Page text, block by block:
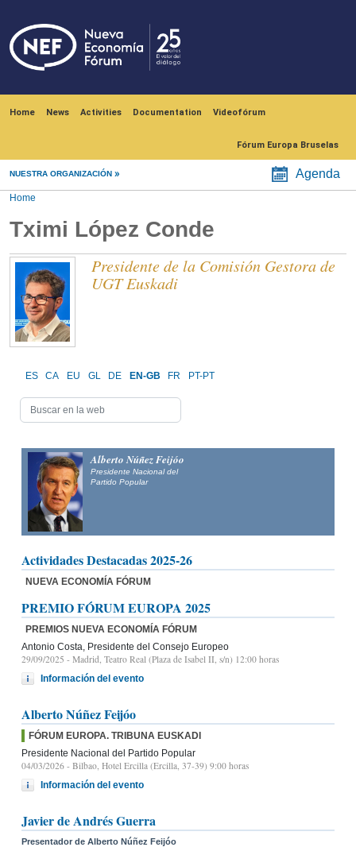
Home News Activities Documentation Videofórum
Fórum Europa Bruselas
NUESTRA ORGANIZACIÓN Agenda
Home
Tximi López Conde
Presidente de la Comisión Gestora de
UGT Euskadi
ES CA EU GL DE EN-GB FR PT-PT
Alberto Núñez Feijóo
Presidente Nacional del
Partido Popular
Actividades Destacadas 2025-26
NUEVA ECONOMÍA FÓRUM
PREMIO FÓRUM EUROPA 2025
PREMIOS NUEVA ECONOMÍA FÓRUM
Antonio Costa, Presidente del Consejo Europeo
29/09/2025 - Madrid, Teatro Real (Plaza de Isabel II, s/n) 12:00 horas
Información del evento
Alberto Núñez Feijóo
FÓRUM EUROPA. TRIBUNA EUSKADI
Presidente Nacional del Partido Popular
04/03/2026 - Bilbao, Hotel Ercilla (Ercilla, 37-39) 9:00 horas
Información del evento
Javier de Andrés Guerra
Presentador de Alberto Núñez Feijóo